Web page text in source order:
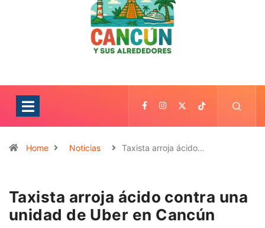
Home Noticias Taxista arroja ácido…
Taxista arroja ácido contra una
unidad de Uber en Cancún